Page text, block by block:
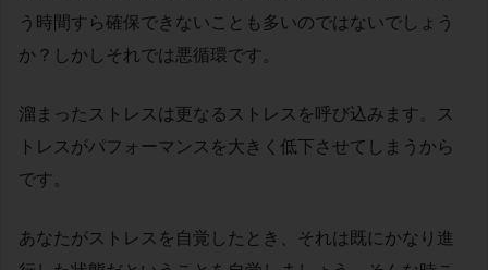
う時間すら確保できないことも多いのではないでしょう
か？しかしそれでは悪循環です。
溜まったストレスは更なるストレスを呼び込みます。ス
トレスがパフォーマンスを大きく低下させてしまうから
です。
あなたがストレスを自覚したとき、それは既にかなり進